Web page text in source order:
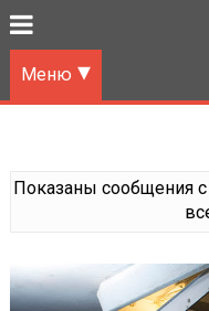
Меню
Показаны сообщения